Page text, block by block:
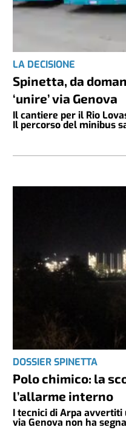
LA DECISIONE
Spinetta, da
‘unire’ via Genova
Il cantiere per il Rio
Il percorso del minibus
DOSSIER SPINETTA
Polo chimico: la
l’allarme interno
I tecnici di Arpa
via Genova non ha